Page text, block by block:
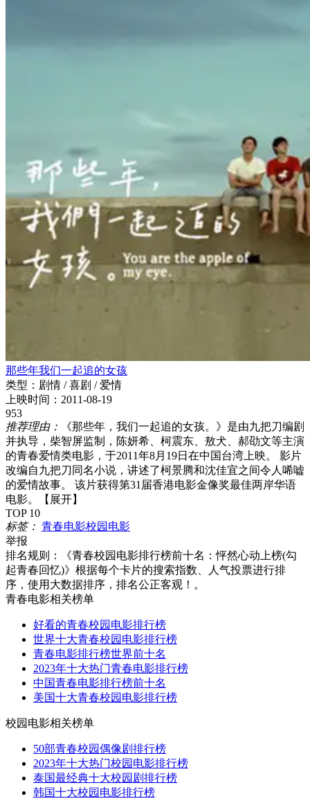
那些年我们一起追的女孩
类型： 剧情 / 喜剧 / 爱情
上映时间： 2011-08-19
953
推荐理由：
《那些年，我们一起追的女孩。》是由九把刀编剧
并执导，柴智屏监制，陈妍希、柯震东、敖犬、郝劭文等主演
的青春爱情类电影，于2011年8月19日在中国台湾上映。 影片
改编自九把刀同名小说，讲述了柯景腾和沈佳宜之间令人唏嘘
的爱情故事。 该片获得第31届香港电影金像奖最佳两岸华语
电影。
【展开】
TOP 10
标签： 青春电影校园电影
举报
排名规则：
《青春校园电影排行榜前十名：怦然心动上榜(勾
起青春回忆)》根据每个卡片的搜索指数、人气投票进行排
序，使用大数据排序，排名公正客观！。
青春电影相关榜单
好看的青春校园电影排行榜
世界十大青春校园电影排行榜
青春电影排行榜世界前十名
2023年十大热门青春电影排行榜
中国青春电影排行榜前十名
美国十大青春校园电影排行榜
校园电影相关榜单
50部青春校园偶像剧排行榜
2023年十大热门校园电影排行榜
泰国最经典十大校园剧排行榜
韩国十大校园电影排行榜